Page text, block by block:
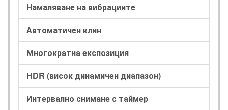
Намаляване на вибрациите
Автоматичен клин
Многократна експозиция
HDR (висок динамичен диапазон)
Интервално снимане с таймер